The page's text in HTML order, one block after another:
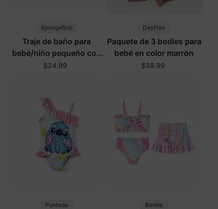
SpongeBob
Traje de baño para
bebé/niño pequeño con
estampado integral a
$24.99
DayFlex
Paquete de 3 bodies para
bebé en color marrón
$38.99
Puntada Barbie